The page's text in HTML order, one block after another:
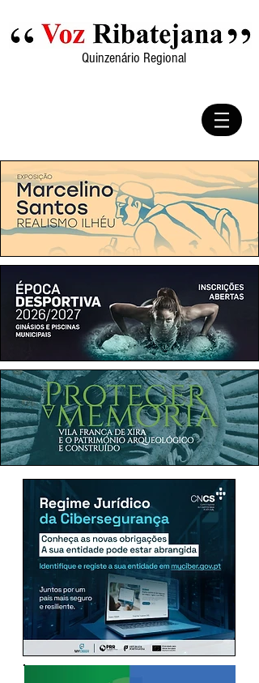
Quinzenário Regional